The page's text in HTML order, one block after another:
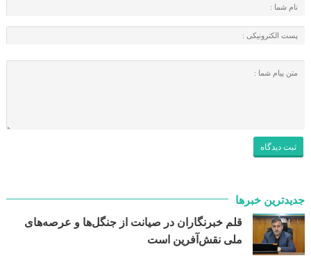
جدیدترین خبرها
قلم خبرنگاران در صیانت از جنگل‌ها و عرصه‌های
ملی نقش‌آفرین است